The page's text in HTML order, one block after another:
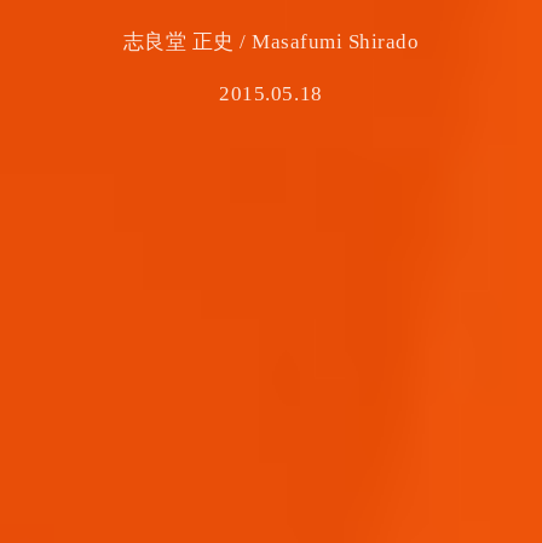
志良堂 正史 / Masafumi Shirado
2015.05.18